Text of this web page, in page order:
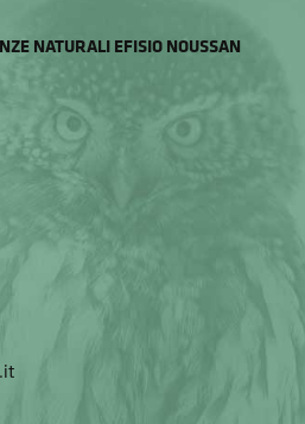
NATURALI EFISIO NOUSSAN